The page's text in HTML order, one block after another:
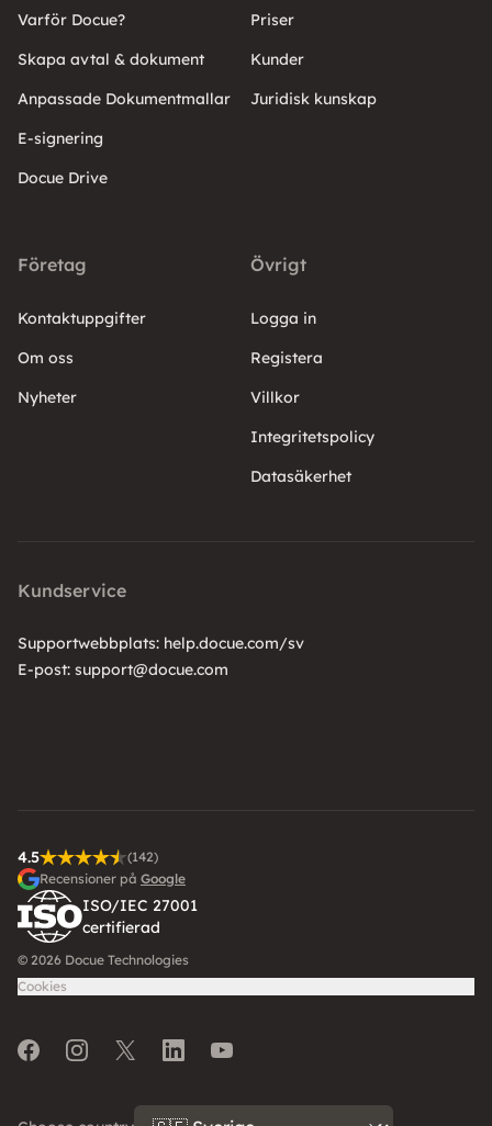
Varför Docue?
Skapa avtal & dokument
Anpassade Dokumentmallar
E-signering
Docue Drive
Priser
Kunder
Juridisk kunskap
Företag
Kontaktuppgifter
Om oss
Nyheter
Övrigt
Logga in
Registera
Villkor
Integritetspolicy
Datasäkerhet
Kundservice
Supportwebbplats: help.docue.com/sv
E-post: support@docue.com
4.5
(142)
Recensioner på Google
ISO/IEC 27001
certifierad
© 2026 Docue Technologies
Cookies
FacebookInstagramTwitterLinkedInYoutube